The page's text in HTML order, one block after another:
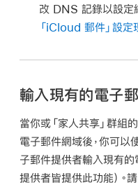
改 DNS 記錄以設定
「iCloud 郵件」設定
輸入現有的電子
當你或「家人共享」群組
電子郵件網域後，你可
子郵件提供者輸入現有的
提供者皆提供此功能）。